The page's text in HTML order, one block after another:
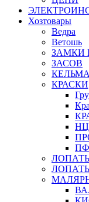
Хозтовары
Ведра
Ветошь
ЗАМКИ
ЗАСОВ
НЦ
ПФ